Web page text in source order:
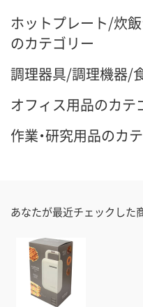
ホットプレート/炊
のカテゴリー
調理器具/調理機器/
オフィス用品のカテ
作業・研究用品のカ
あなたが最近チェックした